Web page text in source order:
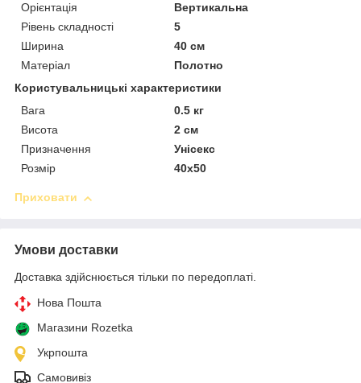
Орієнтація
Вертикальна
Рівень складності
5
Ширина
40 см
Матеріал
Полотно
Користувальницькі характеристики
Вага
0.5 кг
Висота
2 см
Призначення
Унісекс
Розмір
40х50
Приховати
Умови доставки
Доставка здійснюється тільки по передоплаті.
Нова Пошта
Магазини Rozetka
Укрпошта
Самовивіз